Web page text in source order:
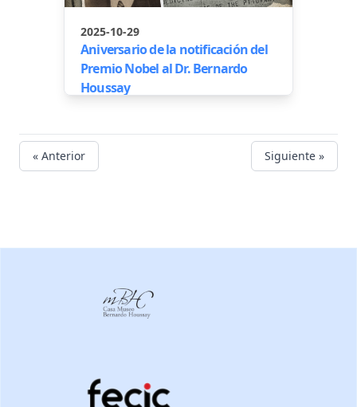
2025-10-29
Aniversario de la notificación del
Premio Nobel al Dr. Bernardo
Houssay
« Anterior Siguiente »